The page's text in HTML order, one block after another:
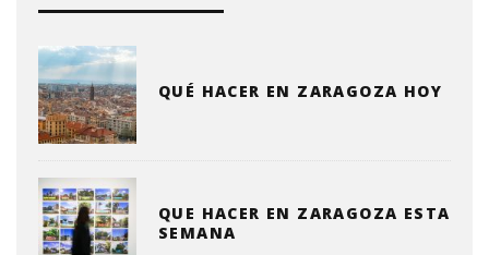
QUÉ HACER EN ZARAGOZA HOY
QUE HACER EN ZARAGOZA ESTA
SEMANA